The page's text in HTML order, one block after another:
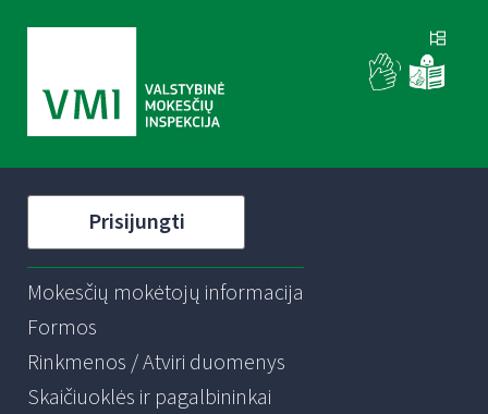
Prisijungti
Mokesčių mokėtojų informacija
Formos
Rinkmenos / Atviri duomenys
Skaičiuoklės ir pagalbininkai